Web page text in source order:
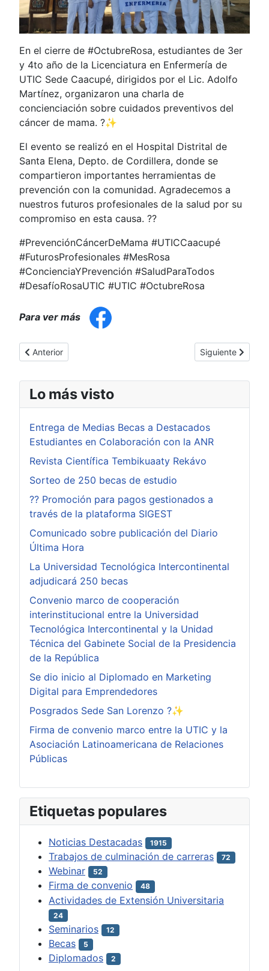
En el cierre de #OctubreRosa, estudiantes de 3er
y 4to año de la Licenciatura en Enfermería de
UTIC Sede Caacupé, dirigidos por el Lic. Adolfo
Martínez, organizaron una charla de
concienciación sobre cuidados preventivos del
cáncer de mama. ?✨
El evento se realizó en el Hospital Distrital de
Santa Elena, Depto. de Cordillera, donde se
compartieron importantes herramientas de
prevención con la comunidad. Agradecemos a
nuestros futuros profesionales de la salud por su
compromiso en esta causa. ??
#PrevenciónCáncerDeMama #UTICCaacupé
#FuturosProfesionales #MesRosa
#ConcienciaYPrevención #SaludParaTodos
#DesafíoRosaUTIC #UTIC #OctubreRosa
Para ver más
Artículo anterior: ? Taller: Abordaje Psicoterapéutico en Duelo
Anterior Artículo
Siguiente
Lo más visto
Entrega de Medias Becas a Destacados
Estudiantes en Colaboración con la ANR
Revista Científica Tembikuaaty Rekávo
Sorteo de 250 becas de estudio
?? Promoción para pagos gestionados a
través de la plataforma SIGEST
Comunicado sobre publicación del Diario
Última Hora
La Universidad Tecnológica Intercontinental
adjudicará 250 becas
Convenio marco de cooperación
interinstitucional entre la Universidad
Tecnológica Intercontinental y la Unidad
Técnica del Gabinete Social de la Presidencia
de la República
Se dio inicio al Diplomado en Marketing
Digital para Emprendedores
Posgrados Sede San Lorenzo ?✨
Firma de convenio marco entre la UTIC y la
Asociación Latinoamericana de Relaciones
Públicas
Etiquetas populares
Noticias Destacadas 1915
Trabajos de culminación de carreras 72
Webinar 52
Firma de convenio 48
Actividades de Extensión Universitaria
24
Seminarios 12
Becas 5
Diplomados 2